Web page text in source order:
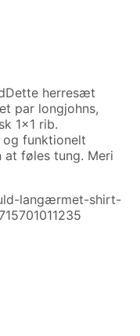
herresæt
par longjohns,
1×1 rib.
og funktionelt
at føles tung. Meri
langærmet-shirt-